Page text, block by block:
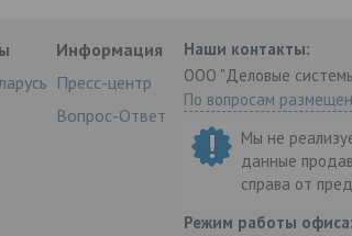
Информация
Пресс-центр
Вопрос-Ответ
Наши контакты:
ООО "Деловые
По вопросам
Мы не
данные
справа от
Режим работы офиса: